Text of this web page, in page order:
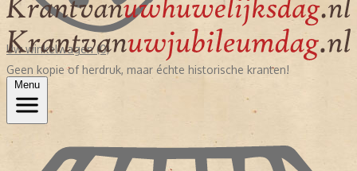
Uw winkelwagen (0)
Geen kopie of herdruk, maar échte historische kranten!
Menu